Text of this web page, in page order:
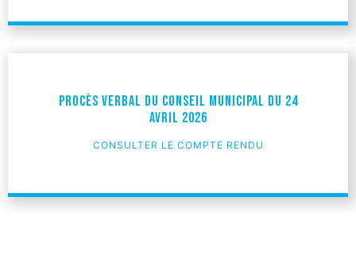
Procès verbal du Conseil Municipal du 24
Avril 2026
CONSULTER LE COMPTE RENDU